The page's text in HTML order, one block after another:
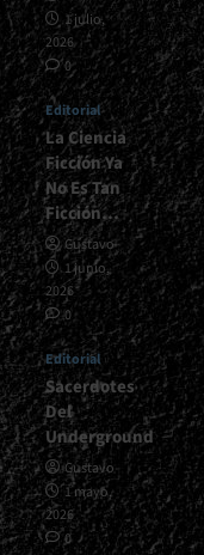
1 julio,
2026
0
Editorial
La Ciencia
Ficción Ya
No Es Tan
Ficción…
Gustavo
1 junio,
2026
0
Editorial
Sacerdotes
Del
Underground
Gustavo
1 mayo,
2026
0